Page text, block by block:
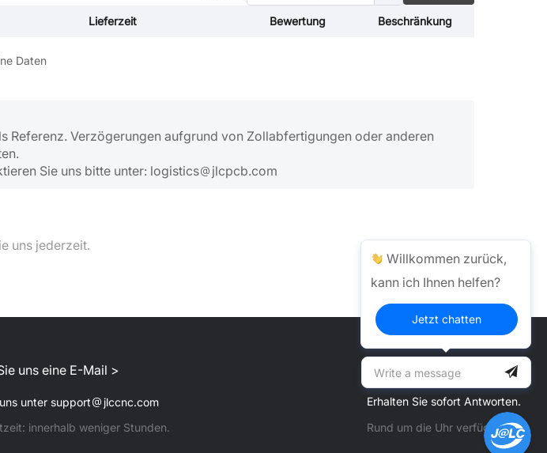
Lieferzeit Bewertung Beschränkung
Daten
Referenz. Verzögerungen aufgrund von Zollabfertigungen oder anderen
Sie uns bitte unter: logistics
jlcpcb.com
uns jederzeit.
uns eine E-Mail >
unter support
jlccnc.com
innerhalb weniger Stunden.
Hilfezentrum >
Erhalten Sie sofort Antworten.
Rund um die Uhr verfügbar.
Willkommen zurück,
kann ich Ihnen helfen?
Jetzt chatten